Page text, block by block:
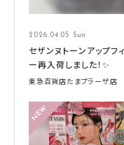
2026.04.05 Sun
セザンヌトーンアップフ
ー再入荷しました！✨
東急百貨店たまプラーザ店